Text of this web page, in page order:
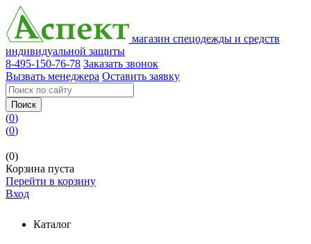
магазин спецодежды и средств
индивидуальной защиты
8-495-150-76-78 Заказать звонок
Вызвать менеджера Оставить заявку
Поиск
(0)
(0)
(0)
Корзина пуста
Перейти в корзину
Вход
Каталог